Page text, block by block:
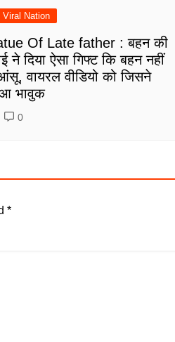
Viral Nation
Of Late father : बहन की
ने दिया ऐसा गिफ्ट कि बहन नहीं
वायरल वीडियो को जिसने
भावुक
0
*